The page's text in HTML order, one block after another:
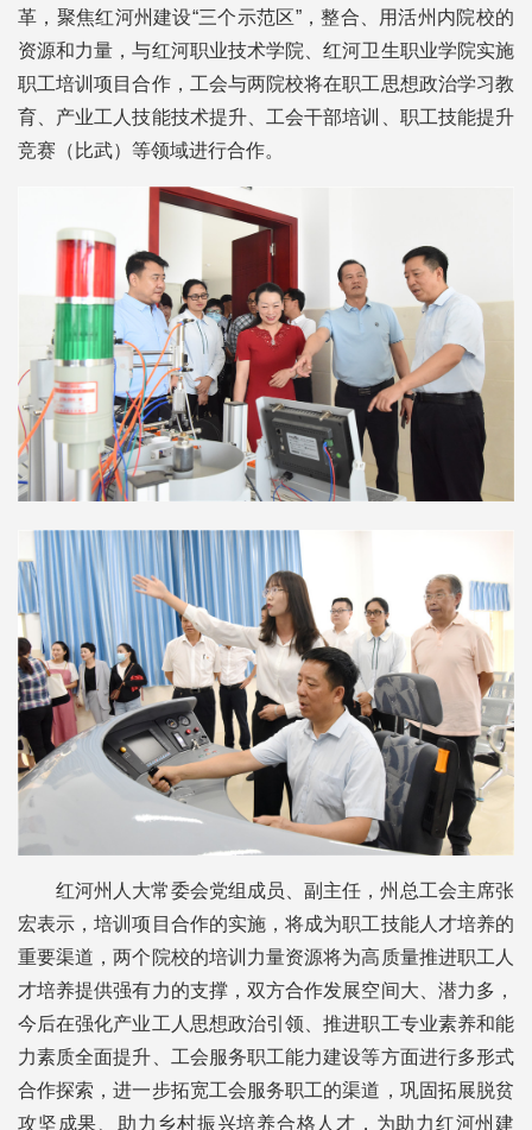
革，聚焦红河州建设“三个示范区”，整合、用活州内院校的
资源和力量，与红河职业技术学院、红河卫生职业学院实施
职工培训项目合作，工会与两院校将在职工思想政治学习教
育、产业工人技能技术提升、工会干部培训、职工技能提升
竞赛（比武）等领域进行合作。
红河州人大常委会党组成员、副主任，州总工会主席张
宏表示，培训项目合作的实施，将成为职工技能人才培养的
重要渠道，两个院校的培训力量资源将为高质量推进职工人
才培养提供强有力的支撑，双方合作发展空间大、潜力多，
今后在强化产业工人思想政治引领、推进职工专业素养和能
力素质全面提升、工会服务职工能力建设等方面进行多形式
合作探索，进一步拓宽工会服务职工的渠道，巩固拓展脱贫
攻坚成果、助力乡村振兴培养合格人才，为助力红河州建